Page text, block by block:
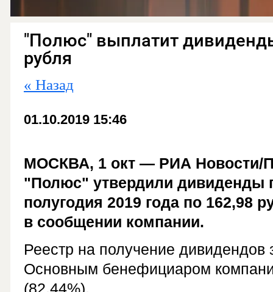
"Полюс" выплатит
рубля
« Назад
01.10.2019 15:46
МОСКВА, 1 окт — РИА Новости/
"Полюс" утвердили дивиденды
полугодия 2019 года по 162,98
в сообщении компании.
Реестр на получение дивидендов
Основным бенефициаром
(82,44%).